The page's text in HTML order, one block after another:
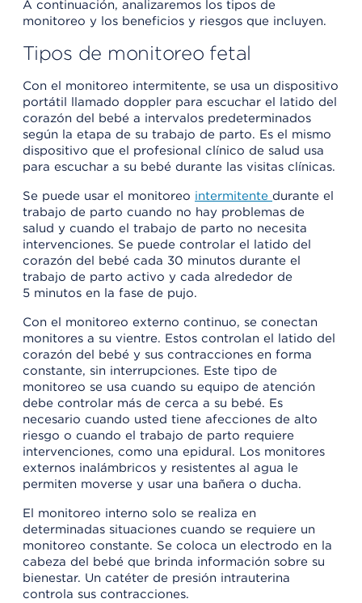
A continuación, analizaremos los tipos de
monitoreo y los beneficios y riesgos que incluyen.
Tipos de monitoreo fetal
Con el monitoreo intermitente, se usa un dispositivo
portátil llamado doppler para escuchar el latido del
corazón del bebé a intervalos predeterminados
según la etapa de su trabajo de parto. Es el mismo
dispositivo que el profesional clínico de salud usa
para escuchar a su bebé durante las visitas clínicas.
Se puede usar el monitoreo intermitente durante el
trabajo de parto cuando no hay problemas de
salud y cuando el trabajo de parto no necesita
intervenciones. Se puede controlar el latido del
corazón del bebé cada 30 minutos durante el
trabajo de parto activo y cada alrededor de
5 minutos en la fase de pujo.
Con el monitoreo externo continuo, se conectan
monitores a su vientre. Estos controlan el latido del
corazón del bebé y sus contracciones en forma
constante, sin interrupciones. Este tipo de
monitoreo se usa cuando su equipo de atención
debe controlar más de cerca a su bebé. Es
necesario cuando usted tiene afecciones de alto
riesgo o cuando el trabajo de parto requiere
intervenciones, como una epidural. Los monitores
externos inalámbricos y resistentes al agua le
permiten moverse y usar una bañera o ducha.
El monitoreo interno solo se realiza en
determinadas situaciones cuando se requiere un
monitoreo constante. Se coloca un electrodo en la
cabeza del bebé que brinda información sobre su
bienestar. Un catéter de presión intrauterina
controla sus contracciones.